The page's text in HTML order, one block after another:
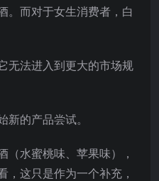
。而对于女生消费者，白
无法进入到更大的市场规
的产品尝试。
（水蜜桃味、苹果味），
，这只是作为一个补充，